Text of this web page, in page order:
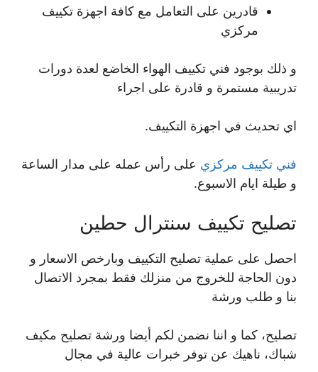
قادرين على التعامل مع كافة اجهزة تكييف
مركزي
و ذلك بوجود فني تكييف الهواء الخاضع لعدة دورات
تدريبية مستمرة و قادرة على اجراء
اي تحديث في اجهزة التكييف.
فني تكييف مركزي على رأس عمله على مدار الساعة
و طيلة ايام الاسبوع.
تصليح تكييف سنترال حطين
احصل على عملية تصليح التكييف وبارخص الاسعار و
دون الحاجة للخروج من منزلك فقط بمجرد الاتصال
بنا و طلب ورشة
تصليح، كما و اننا نضمن لكم أيضا ورشة تصليح مكيف
شباك، ناهيك عن توفر خبرات عالية في مجال